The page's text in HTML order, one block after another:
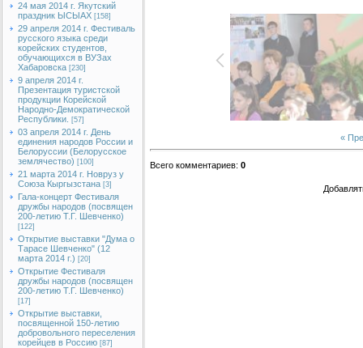
24 мая 2014 г. Якутский
праздник ЫСЫАХ [158]
29 апреля 2014 г. Фестиваль
русского языка среди
корейских студентов,
обучающихся в ВУЗах
Хабаровска [230]
9 апреля 2014 г.
Презентация туристской
продукции Корейской
Народно-Демократической
Республики.
[57]
03 апреля 2014 г. День
единения народов России и
Белоруссии (Белорусское
землячество) [100]
21 марта 2014 г. Новруз у
Союза Кыргызстана [3]
Гала-концерт Фестиваля
дружбы народов (посвящен
200-летию Т.Г. Шевченко)
[122]
Открытие выставки "Дума о
Тарасе Шевченко" (12
марта 2014 г.) [20]
Открытие Фестиваля
дружбы народов (посвящен
200-летию Т.Г. Шевченко)
[17]
Открытие выставки,
посвященной 150-летию
добровольного переселения
корейцев в Россию [87]
«
Всего комментариев: 0